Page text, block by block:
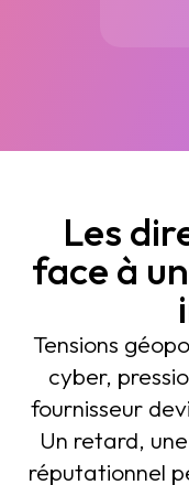
Les
face à
Tensions
cyber,
fournisseur
Un retard,
réputationnel